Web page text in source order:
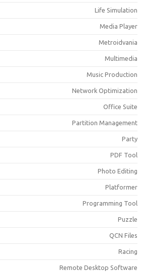
Life
Media
Music
Network
Office
Partition
PDF
Photo
Programming
QCN
Remote Desktop